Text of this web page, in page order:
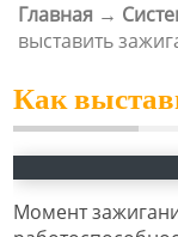
ВЫ ЗДЕСЬ
Главная →
выставить
Как
Момент